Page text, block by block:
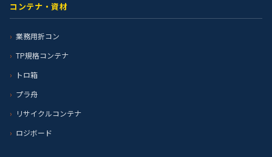
コンテナ・資材
業務用折コン
TP規格コンテナ
トロ箱
プラ舟
リサイクルコンテナ
ロジボード